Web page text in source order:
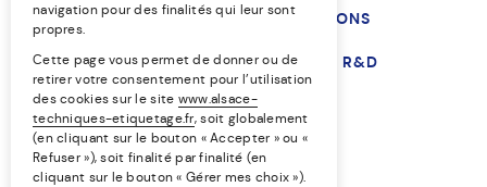
NOS TECHNIQUES NOS SOLUTIONS
NOS MARCHÉS L’ENTREPRISE R&D
RESSOURCES
Égalité professionnelle
navigation pour des finalités qui leur sont
propres.
Cette page vous permet de donner ou de
retirer votre consentement pour l’utilisation
des cookies sur le site www.alsace-
techniques-etiquetage.fr, soit globalement
(en cliquant sur le bouton « Accepter » ou «
Refuser »), soit finalité par finalité (en
cliquant sur le bouton « Gérer mes choix »).